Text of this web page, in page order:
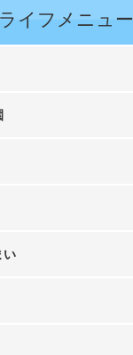
ライフメニュー
い